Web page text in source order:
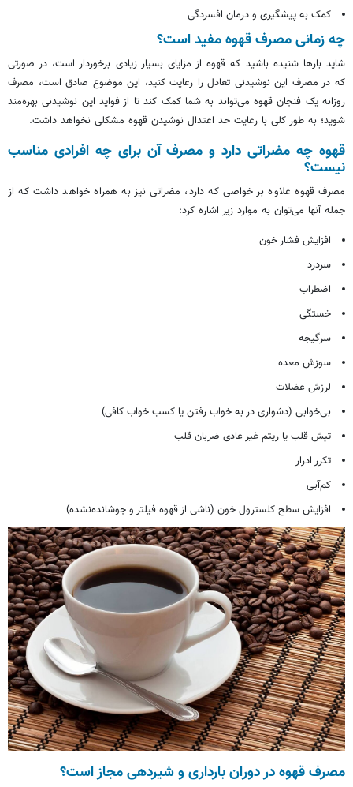
کمک به پیشگیری و درمان افسردگی
چه زمانی مصرف قهوه مفید است؟
شاید بارها شنیده باشید که قهوه از مزایای بسیار زیادی برخوردار است، در صورتی
که در مصرف این نوشیدنی تعادل را رعایت کنید، این موضوع صادق است، مصرف
روزانه یک فنجان قهوه می‌تواند به شما کمک کند تا از فواید این نوشیدنی بهره‌مند
شوید؛ به طور کلی با رعایت حد اعتدال نوشیدن قهوه مشکلی نخواهد داشت.
قهوه چه مضراتی دارد و مصرف آن برای چه افرادی مناسب
نیست؟
مصرف قهوه علاوه بر خواصی که دارد، مضراتی نیز به همراه خواهد داشت که از
جمله آنها می‌توان به موارد زیر اشاره کرد:
افزایش فشار خون
سردرد
اضطراب
خستگی
سرگیجه
سوزش معده
لرزش عضلات
بی‌خوابی (دشواری در به خواب رفتن یا کسب خواب کافی)
تپش قلب یا ریتم غیر عادی ضربان قلب
تکرر ادرار
کم‌آبی
افزایش سطح کلسترول خون (ناشی از قهوه فیلتر و جوشانده‌نشده)
مصرف قهوه در دوران بارداری و شیردهی مجاز است؟